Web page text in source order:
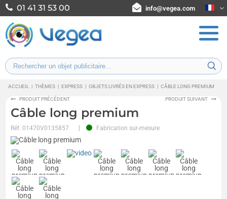
01 41 31 53 00 info@vegea.com
ACCUEIL | THÈMES | EXPRESS | OBJETS LIVRÉS EN EXPRESS | CÂBLE LONG PREMIUM
PRODUIT PRÉCÉDENT PRODUIT SUIVANT
Câble long premium
Réf.01470V0135857 Fabrication sur-mesure